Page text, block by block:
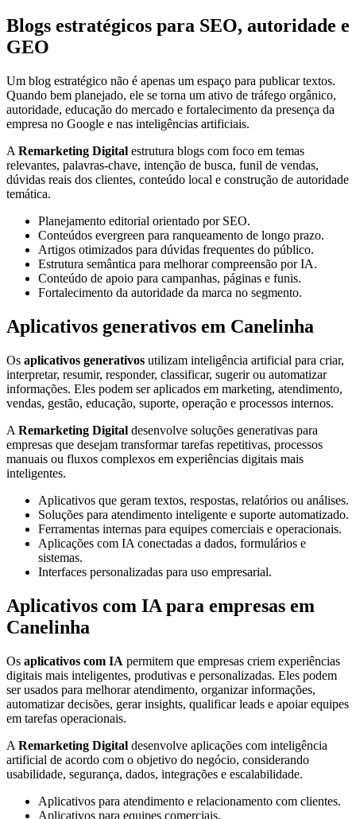
Blogs estratégicos para SEO, autoridade e
GEO
Um blog estratégico não é apenas um espaço para publicar textos.
Quando bem planejado, ele se torna um ativo de tráfego orgânico,
autoridade, educação do mercado e fortalecimento da presença da
empresa no Google e nas inteligências artificiais.
A Remarketing Digital estrutura blogs com foco em temas
relevantes, palavras-chave, intenção de busca, funil de vendas,
dúvidas reais dos clientes, conteúdo local e construção de autoridade
temática.
Planejamento editorial orientado por SEO.
Conteúdos evergreen para ranqueamento de longo prazo.
Artigos otimizados para dúvidas frequentes do público.
Estrutura semântica para melhorar compreensão por IA.
Conteúdo de apoio para campanhas, páginas e funis.
Fortalecimento da autoridade da marca no segmento.
Aplicativos generativos em Canelinha
Os aplicativos generativos utilizam inteligência artificial para criar,
interpretar, resumir, responder, classificar, sugerir ou automatizar
informações. Eles podem ser aplicados em marketing, atendimento,
vendas, gestão, educação, suporte, operação e processos internos.
A Remarketing Digital desenvolve soluções generativas para
empresas que desejam transformar tarefas repetitivas, processos
manuais ou fluxos complexos em experiências digitais mais
inteligentes.
Aplicativos que geram textos, respostas, relatórios ou análises.
Soluções para atendimento inteligente e suporte automatizado.
Ferramentas internas para equipes comerciais e operacionais.
Aplicações com IA conectadas a dados, formulários e
sistemas.
Interfaces personalizadas para uso empresarial.
Aplicativos com IA para empresas em
Canelinha
Os aplicativos com IA permitem que empresas criem experiências
digitais mais inteligentes, produtivas e personalizadas. Eles podem
ser usados para melhorar atendimento, organizar informações,
automatizar decisões, gerar insights, qualificar leads e apoiar equipes
em tarefas operacionais.
A Remarketing Digital desenvolve aplicações com inteligência
artificial de acordo com o objetivo do negócio, considerando
usabilidade, segurança, dados, integrações e escalabilidade.
Aplicativos para atendimento e relacionamento com clientes.
Aplicativos para equipes comerciais.